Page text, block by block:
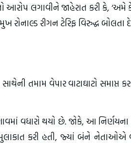
આરોપ લગાવીને જાહેરાત કરી કે, ‘અમે
રોનાલ્ડ રીગન ટેરિફ વિરુદ્ધ બોલતા
તમામ વેપાર વાટાઘાટો સમાપ્ત
વધારો થયો છે. જોકે, આ નિર્ણયના
મુલાકાત કરી હતી, જ્યાં બંને નેતાઓએ